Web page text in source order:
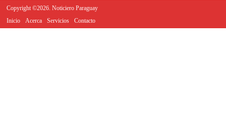
Copyright ©2026. Noticiero Paraguay
Inicio
Acerca Servicios Contacto